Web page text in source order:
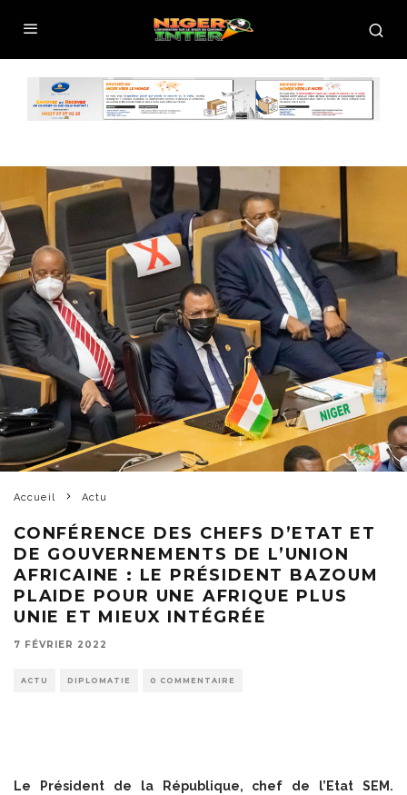
Accueil Actu
CONFÉRENCE DES CHEFS D’ETAT ET
DE GOUVERNEMENTS DE L’UNION
AFRICAINE : LE PRÉSIDENT BAZOUM
PLAIDE POUR UNE AFRIQUE PLUS
UNIE ET MIEUX INTÉGRÉE
7 FÉVRIER 2022
ACTU DIPLOMATIE 0 COMMENTAIRE
Le Président de la République, chef de l’Etat SEM.